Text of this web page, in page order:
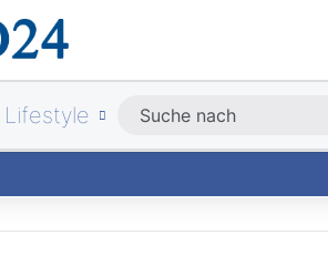
Lifestyle